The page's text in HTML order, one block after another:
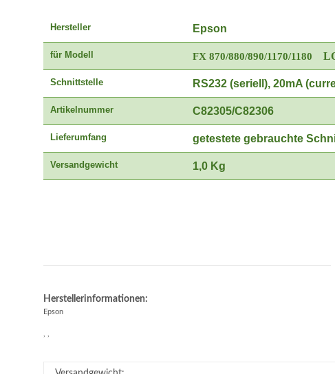
Hersteller Epson
für Modell FX 870/880/890/1170/1180 LQ
Schnittstelle RS232 (seriell), 20mA
Artikelnummer C82305/C82306
Lieferumfang getestete gebrauchte
Versandgewicht 1,0 Kg
Herstellerinformationen:
Epson